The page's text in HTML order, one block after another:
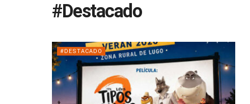
#Destacado
#DESTACADO